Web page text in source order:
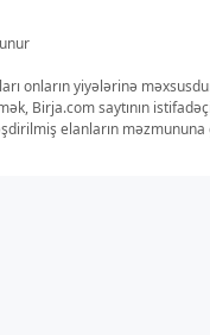
onların yiyələrinə
Birja.com saytının
elanların məzmununa